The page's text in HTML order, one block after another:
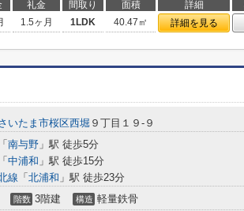
礼金 間取り 面積 詳細
1.5ヶ月 1LDK 40.47㎡ 詳細を見る
いたま市桜区西堀 ９丁目１９-９
「 南与野 」駅 徒歩5分
「 中浦和 」駅 徒歩15分
線 「 北浦和 」駅 徒歩23分
階数 3階建 構造 軽量鉄骨